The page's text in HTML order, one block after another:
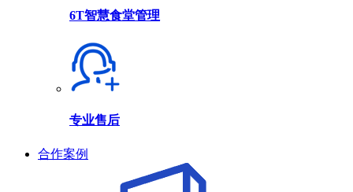
6T智慧食堂管理
专业售后
合作案例